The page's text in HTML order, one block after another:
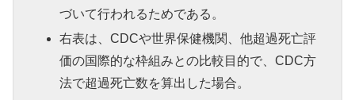
づいて行われるためである。
右表は、CDCや世界保健機関、他超過死亡評
価の国際的な枠組みとの比較目的で、CDC方
法で超過死亡数を算出した場合。